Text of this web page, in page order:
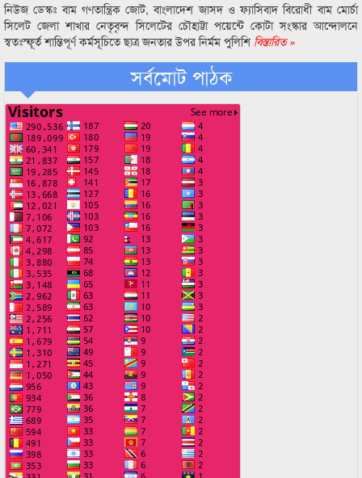
নিউজ ডেস্কঃ বাম গণতান্ত্রিক জোট, বাংলাদেশ জাসদ ও ফ্যাসিবাদ বিরোধী বাম মোর্চা
সিলেট জেলা শাখার নেতৃবৃন্দ সিলেটের চৌহাট্টা পয়েন্টে কোটা সংস্কার আন্দোলনে
স্বতঃস্ফূর্ত শান্তিপূর্ণ কর্মসূচিতে ছাত্র জনতার উপর নির্মম পুলিশি বিস্তারিত »
সর্বমোট পাঠক